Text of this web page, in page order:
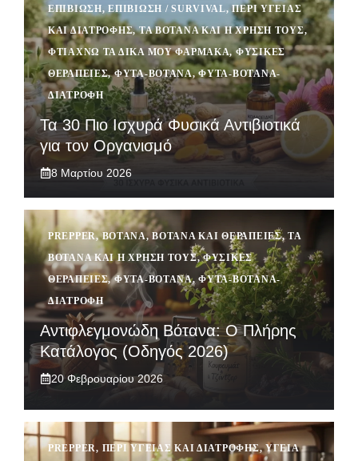
ΕΠΙΒΙΩΣΗ,ΕΠΙΒΊΩΣΗ / SURVIVAL,ΠΕΡΊ ΥΓΕΊΑΣ
ΚΑΙ ΔΙΑΤΡΟΦΉΣ,ΤΑ ΒΌΤΑΝΑ ΚΑΙ Η ΧΡΉΣΗ ΤΟΥΣ,
ΦΤΙΆΧΝΩ ΤΑ ΔΙΚΆ ΜΟΥ ΦΆΡΜΑΚΑ,ΦΥΣΙΚΈΣ
ΘΕΡΑΠΕΊΕΣ,ΦΥΤΆ-ΒΌΤΑΝΑ,ΦΥΤΆ-ΒΌΤΑΝΑ-
ΔΙΑΤΡΟΦΉ
Τα 30 Πιο Ισχυρά Φυσικά Αντιβιοτικά
για τον Οργανισμό
8 Μαρτίου 2026
PREPPER,ΒΌΤΑΝΑ,ΒΌΤΑΝΑ ΚΑΙ ΘΕΡΑΠΕΊΕΣ,ΤΑ
ΒΌΤΑΝΑ ΚΑΙ Η ΧΡΉΣΗ ΤΟΥΣ,ΦΥΣΙΚΈΣ
ΘΕΡΑΠΕΊΕΣ,ΦΥΤΆ-ΒΌΤΑΝΑ,ΦΥΤΆ-ΒΌΤΑΝΑ-
ΔΙΑΤΡΟΦΉ
Αντιφλεγμονώδη Βότανα: Ο Πλήρης
Κατάλογος (Οδηγός 2026)
20 Φεβρουαρίου 2026
PREPPER, ΠΕΡΊ ΥΓΕΊΑΣ ΚΑΙ ΔΙΑΤΡΟΦΉΣ,ΥΓΕΊΑ